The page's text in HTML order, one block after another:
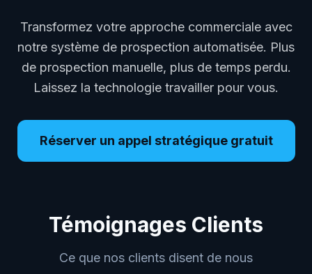
Transformez votre approche commerciale avec
notre système de prospection automatisée. Plus
de prospection manuelle, plus de temps perdu.
Laissez la technologie travailler pour vous.
Réserver un appel stratégique gratuit
Témoignages Clients
Ce que nos clients disent de nous